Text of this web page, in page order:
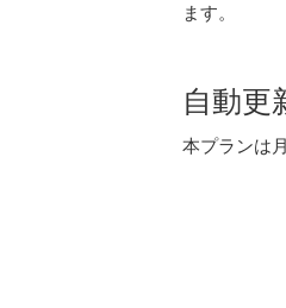
ます。
自動更
本プランは